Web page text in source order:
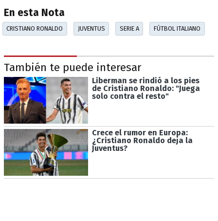
En esta Nota
CRISTIANO RONALDO JUVENTUS SERIE A FÚTBOL ITALIANO
También te puede interesar
Liberman se rindió a los pies
de Cristiano Ronaldo: "Juega
solo contra el resto"
Crece el rumor en Europa:
¿Cristiano Ronaldo deja la
Juventus?